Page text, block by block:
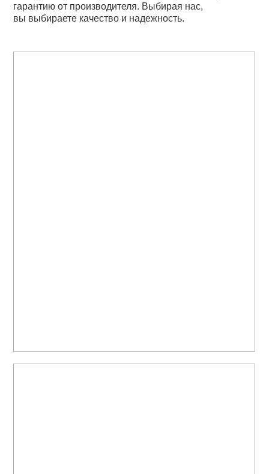
гарантию от производителя. Выбирая нас,
вы выбираете качество и надежность.